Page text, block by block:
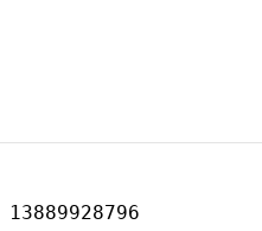
13889928796